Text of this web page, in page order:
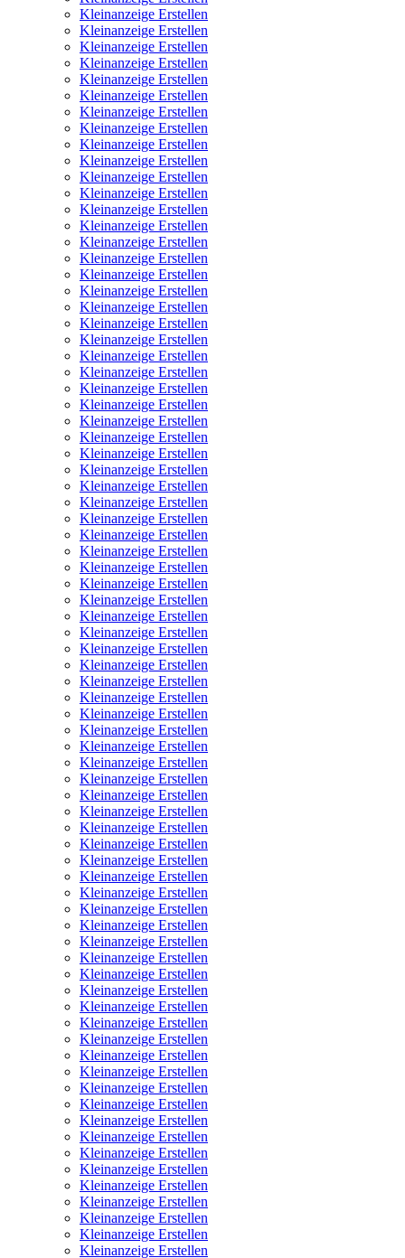
Kleinanzeige Erstellen
Kleinanzeige Erstellen
Kleinanzeige Erstellen
Kleinanzeige Erstellen
Kleinanzeige Erstellen
Kleinanzeige Erstellen
Kleinanzeige Erstellen
Kleinanzeige Erstellen
Kleinanzeige Erstellen
Kleinanzeige Erstellen
Kleinanzeige Erstellen
Kleinanzeige Erstellen
Kleinanzeige Erstellen
Kleinanzeige Erstellen
Kleinanzeige Erstellen
Kleinanzeige Erstellen
Kleinanzeige Erstellen
Kleinanzeige Erstellen
Kleinanzeige Erstellen
Kleinanzeige Erstellen
Kleinanzeige Erstellen
Kleinanzeige Erstellen
Kleinanzeige Erstellen
Kleinanzeige Erstellen
Kleinanzeige Erstellen
Kleinanzeige Erstellen
Kleinanzeige Erstellen
Kleinanzeige Erstellen
Kleinanzeige Erstellen
Kleinanzeige Erstellen
Kleinanzeige Erstellen
Kleinanzeige Erstellen
Kleinanzeige Erstellen
Kleinanzeige Erstellen
Kleinanzeige Erstellen
Kleinanzeige Erstellen
Kleinanzeige Erstellen
Kleinanzeige Erstellen
Kleinanzeige Erstellen
Kleinanzeige Erstellen
Kleinanzeige Erstellen
Kleinanzeige Erstellen
Kleinanzeige Erstellen
Kleinanzeige Erstellen
Kleinanzeige Erstellen
Kleinanzeige Erstellen
Kleinanzeige Erstellen
Kleinanzeige Erstellen
Kleinanzeige Erstellen
Kleinanzeige Erstellen
Kleinanzeige Erstellen
Kleinanzeige Erstellen
Kleinanzeige Erstellen
Kleinanzeige Erstellen
Kleinanzeige Erstellen
Kleinanzeige Erstellen
Kleinanzeige Erstellen
Kleinanzeige Erstellen
Kleinanzeige Erstellen
Kleinanzeige Erstellen
Kleinanzeige Erstellen
Kleinanzeige Erstellen
Kleinanzeige Erstellen
Kleinanzeige Erstellen
Kleinanzeige Erstellen
Kleinanzeige Erstellen
Kleinanzeige Erstellen
Kleinanzeige Erstellen
Kleinanzeige Erstellen
Kleinanzeige Erstellen
Kleinanzeige Erstellen
Kleinanzeige Erstellen
Kleinanzeige Erstellen
Kleinanzeige Erstellen
Kleinanzeige Erstellen
Kleinanzeige Erstellen
Kleinanzeige Erstellen